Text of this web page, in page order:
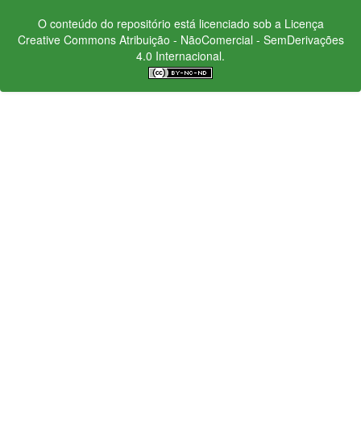
O conteúdo do repositório está licenciado sob a Licença
Creative CommonsAtribuição - NãoComercial - SemDerivações
4.0 Internacional.